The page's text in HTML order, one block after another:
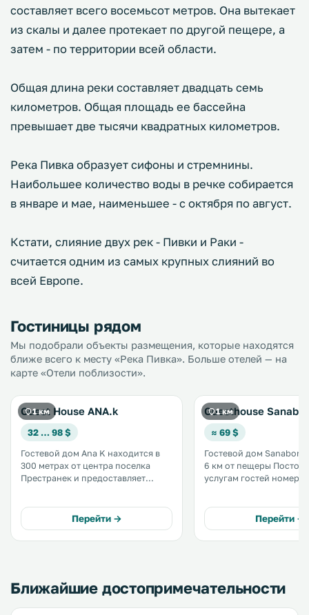
составляет всего восемьсот метров. Она вытекает
из скалы и далее протекает по другой пещере, а
затем - по территории всей области.
Общая длина реки составляет двадцать семь
километров. Общая площадь ее бассейна
превышает две тысячи квадратных километров.
Река Пивка образует сифоны и стремнины.
Наибольшее количество воды в речке собирается
в январе и мае, наименьшее - с октября по август.
Кстати, слияние двух рек - Пивки и Раки -
считается одним из самых крупных слияний во
всей Европе.
Гостиницы рядом
Мы подобрали объекты размещения, которые находятся
ближе всего к месту «Река Пивка». Больше отелей — на
карте «Отели поблизости».
1 км
Guest House ANA.k
32 … 98 $
Гостевой дом Ana K находится в
300 метрах от центра поселка
Престранек и предоставляет
гостей бесплатный Wi-Fi и
бесплатная частная парковка. .
Перейти →
1 км
Guesthouse Sanabor
≈ 69 $
Гостевой дом Sanabor
6 км от пещеры
услугам гостей номера
на главной дороге,
города Любляна и
Перейти →
Ближайшие достопримечательности